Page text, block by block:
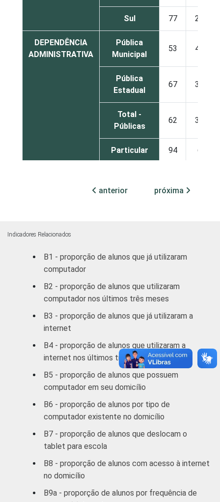
Sul 77 23
DEPENDÊNCIA
ADMINISTRATIVA
Pública
Municipal
53 47
Pública
Estadual
67 33
Total -
Públicas
62 38
Particular 94 6
ano do
57
Ensino
2º ano do
Médio
Base: 8 332 alunos. Dados coletados entre
setembro e dezembro de 2012.
Fonte: NIC.br - set/dez 2012
anterior próxima
Indicadores Relacionados
B1 - proporção de alunos que já utilizaram
computador
B2 - proporção de alunos que utilizaram
computador nos últimos três meses
B3 - proporção de alunos que já utilizaram a
internet
B4 - proporção de alunos que utilizaram a
internet nos últimos três meses
B5 - proporção de alunos que possuem
computador em seu domicílio
B6 - proporção de alunos por tipo de
computador existente no domicílio
B7 - proporção de alunos que deslocam o
tablet para escola
B8 - proporção de alunos com acesso à internet
no domicílio
B9a - proporção de alunos por frequência de